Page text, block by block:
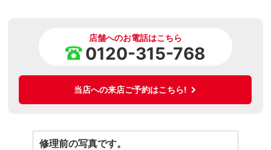
店舗へのお電話はこちら
0120-315-768
当店への来店ご予約はこちら!
修理前の写真です。